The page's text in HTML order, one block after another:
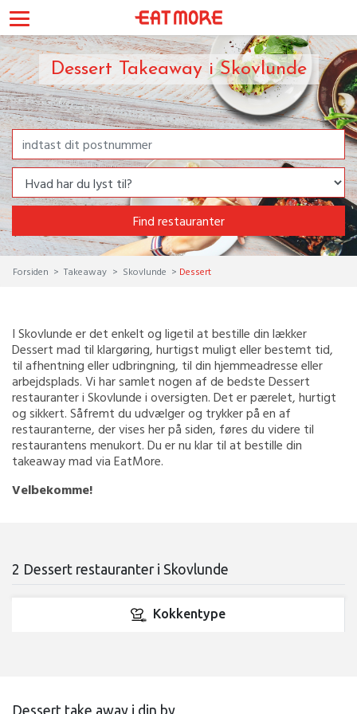
Dessert Takeaway i Skovlunde
Find restauranter
Forsiden Takeaway Skovlunde Dessert
I Skovlunde er det enkelt og ligetil at bestille din lækker
Dessert mad til klargøring, hurtigst muligt eller bestemt tid,
til afhentning eller udbringning, til din hjemmeadresse eller
arbejdsplads. Vi har samlet nogen af de bedste Dessert
restauranter i Skovlunde i oversigten. Det er pærelet, hurtigt
og sikkert. Såfremt du udvælger og trykker på en af
restauranterne, der vises her på siden, føres du videre til
restaurantens menukort. Du er nu klar til at bestille din
takeaway mad via EatMore.
Velbekomme!
2 Dessert restauranter i Skovlunde
Kokkentype
Dessert take away i din by